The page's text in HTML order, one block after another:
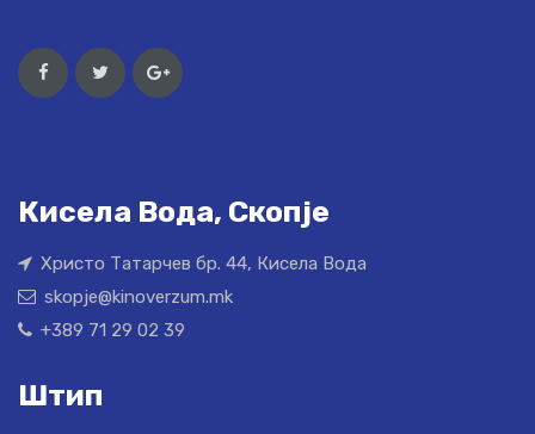
Кисела Вода, Скопје
Христо Татарчев бр. 44, Кисела Вода
skopje@kinoverzum.mk
+389 71 29 02 39
Штип